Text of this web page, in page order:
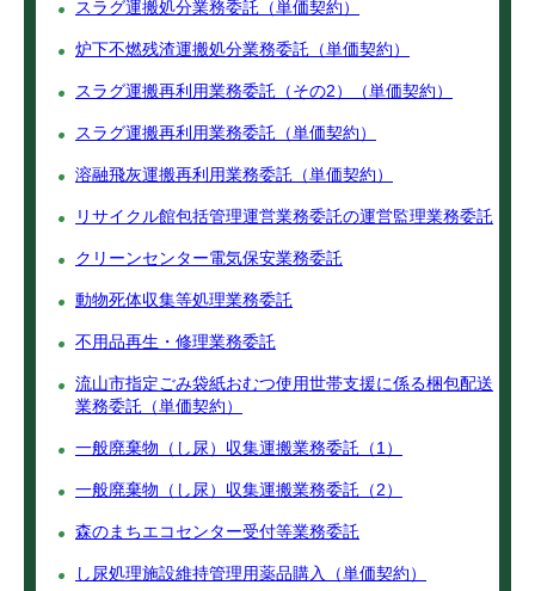
スラグ運搬処分業務委託（単価契約）
炉下不燃残渣運搬処分業務委託（単価契約）
スラグ運搬再利用業務委託（その2）（単価契約）
スラグ運搬再利用業務委託（単価契約）
溶融飛灰運搬再利用業務委託（単価契約）
リサイクル館包括管理運営業務委託の運営監理業務委託
クリーンセンター電気保安業務委託
動物死体収集等処理業務委託
不用品再生・修理業務委託
流山市指定ごみ袋紙おむつ使用世帯支援に係る梱包配送
業務委託（単価契約）
一般廃棄物（し尿）収集運搬業務委託（1）
一般廃棄物（し尿）収集運搬業務委託（2）
森のまちエコセンター受付等業務委託
し尿処理施設維持管理用薬品購入（単価契約）